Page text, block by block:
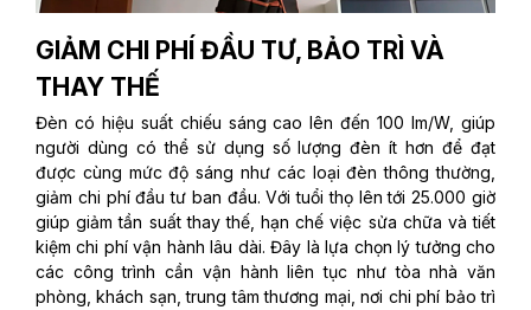
GIẢM CHI PHÍ ĐẦU TƯ, BẢO TRÌ VÀ
THAY THẾ
Đèn có hiệu suất chiếu sáng cao lên đến 100 lm/W, giúp
người dùng có thể sử dụng số lượng đèn ít hơn để đạt
được cùng mức độ sáng như các loại đèn thông thường,
giảm chi phí đầu tư ban đầu. Với tuổi thọ lên tới 25.000 giờ
giúp giảm tần suất thay thế, hạn chế việc sửa chữa và tiết
kiệm chi phí vận hành lâu dài. Đây là lựa chọn lý tưởng cho
các công trình cần vận hành liên tục như tòa nhà văn
phòng, khách sạn, trung tâm thương mại, nơi chi phí bảo trì